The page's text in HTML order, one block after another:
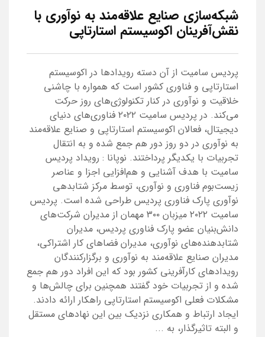
شبکه‌سازی صنایع علاقه‌مند به نوآوری با
نقش‌آفرینان اکوسیستم استارتاپی
پردیس سامیت از آن دسته رویدادها در اکوسیستم
استارتاپی و فناوری کشور است که همواره با چاشنی
خلاقیت و نوآوری در کنار تکنولوژی‌های روز حرکت
می‌کند. در پردیس سامیت ۲۰۲۲ فناوری‌های دنیای
دیجیتال، فعالان اکوسیستم استارتاپی و صنایع علاقه‌مند
به نوآوری در دو روز دور هم جمع شده و به انتقال
تجربیات با یکدیگر پرداختند. نوپانا : رویداد پردیس
سامیت با هدف آشنایی و هم‌افزایی اجزا و عناصر
زیست‌بوم فناوری و نوآوری، توسط مرکز شتابدهی
نوآوری پارک فناوری پردیس طراحی شده است. پردیس
سامیت ۲۰۲۲ میزبان ۳۰۰ مهمان از مدیران شرکت‌های
دانش‌بنیان عضو پارک فناوری پردیس، مدیران
شتابدهنده‌های نوآوری، مدیران فضاهای کار اشتراکی،
مدیران صنایع علاقه‌مند به نوآوری و برگزارکنندگان
رویدادهای کارآفرینی کشور بود که این افراد دور هم جمع
شده و از تجربیات خود گفتند همچنین برای چالش‌ها و
مشکلات فعلی اکوسیستم استارتاپی راهکار ارائه دادند.
ایجاد ارتباط و همکاری نزدیک بین این نهادهای مستقل
و البته تاثیرگذار، به ...